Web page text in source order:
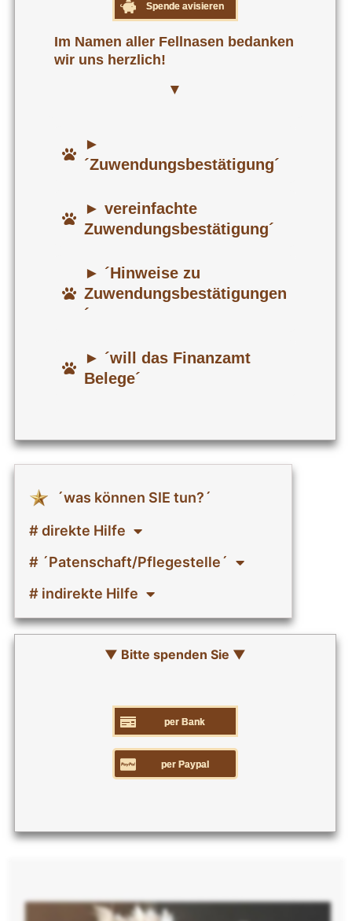
Spende avisieren
Im Namen aller Fellnasen bedanken
wir uns herzlich!
▼
►
´Zuwendungsbestätigung´
► vereinfachte
Zuwendungsbestätigung´
► ´Hinweise zu
Zuwendungsbestätigungen
´
► ´will das Finanzamt
Belege´
´was können SIE tun?´
# direkte Hilfe
# ´Patenschaft/Pflegestelle´
# indirekte Hilfe
▼ Bitte spenden Sie ▼
per Bank
per Paypal